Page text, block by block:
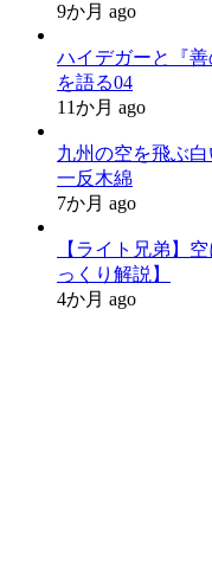
9か月 ago
ハイデガーと『
を語る04
11か月 ago
九州の空を飛ぶ白
一反木綿
7か月 ago
【ライト兄弟】
っくり解説】
4か月 ago